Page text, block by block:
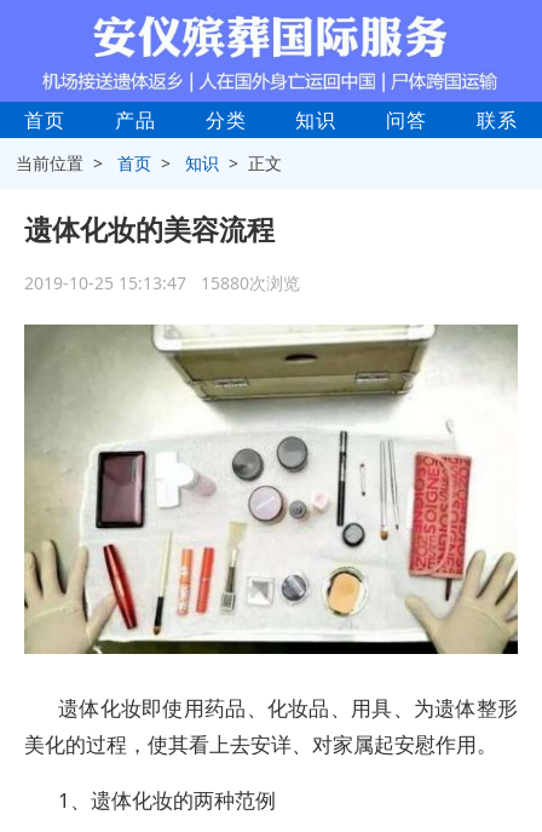
首页 产品 分类 知识 问答 联系
当前位置 >首页 >知识 > 正文
遗体化妆的美容流程
2019-10-25 15:13:47 15880次浏览
遗体化妆即使用药品、化妆品、用具、为遗体整形
美化的过程，使其看上去安详、对家属起安慰作用。
1、遗体化妆的两种范例